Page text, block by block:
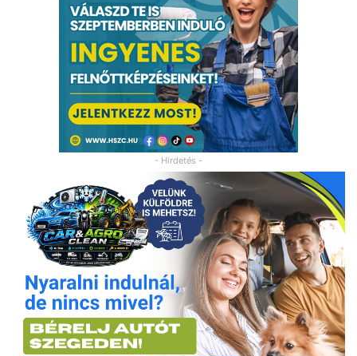
- Hirdetés -